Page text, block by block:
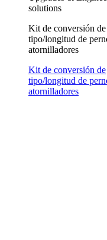
solutions
Kit de conversión de
tipo/longitud de
atornilladores
Kit de conversión de
tipo/longitud de
atornilladores